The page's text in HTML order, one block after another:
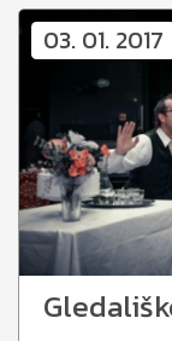
03. 01. 2017